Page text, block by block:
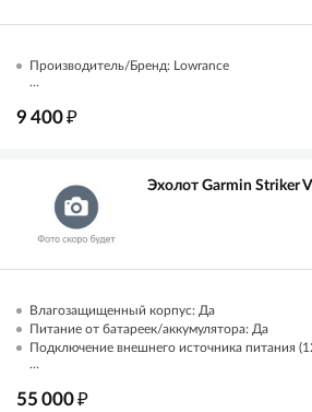
Производитель/Бренд: Lowrance
...
9 400₽
Эхолот Garmin Striker
Влагозащищенный корпус: Да
Питание от батареек/аккумулятора: Да
Подключение внешнего источника питания
...
55 000₽